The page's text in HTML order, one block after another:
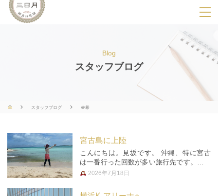
SPメニ
ー
展
用
ボ
Blog
スタッフブログ
スタッフブログ ＠希
宮古島に上陸
こんにちは。見坂です。 沖縄、特に宮古
は一番行った回数が多い旅行先です。今回
で10回くらい？（覚えてないです） 20年
2026年7月18日